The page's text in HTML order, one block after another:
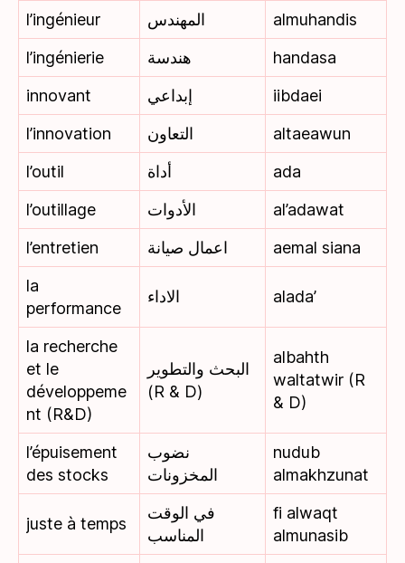
l’ingénieur المهندس
almuhandis
l’ingénierie
هندسة
handasa
innovant
إبداعي
iibdaei
l’innovation
التعاون
altaeawun
l’outil
أداة
ada
l’outillage
الأدوات
al’adawat
l’entretien
اعمال صيانة
aemal siana
la
performance
الاداء alada’
la recherche
et le
développeme
nt (R&D)
البحث والتطوير
(R & D)
albahth
waltatwir (R
& D)
l’épuisement
des stocks
نضوب
المخزونات
nudub
almakhzunat
juste à temps
في الوقت
المناسب
fi alwaqt
almunasib